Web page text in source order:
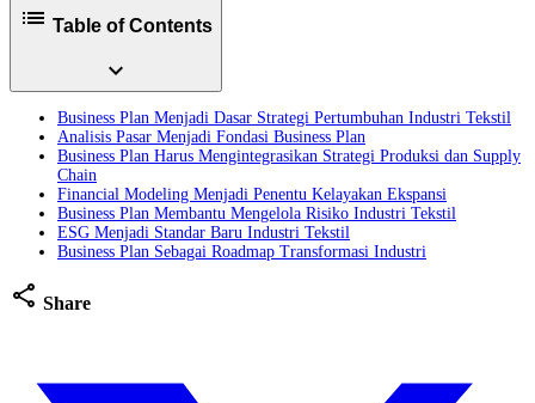
list Table of Contents
expand_more
Business Plan Menjadi Dasar Strategi Pertumbuhan Industri Tekstil
Analisis Pasar Menjadi Fondasi Business Plan
Business Plan Harus Mengintegrasikan Strategi Produksi dan Supply
Chain
Financial Modeling Menjadi Penentu Kelayakan Ekspansi
Business Plan Membantu Mengelola Risiko Industri Tekstil
ESG Menjadi Standar Baru Industri Tekstil
Business Plan Sebagai Roadmap Transformasi Industri
share Share